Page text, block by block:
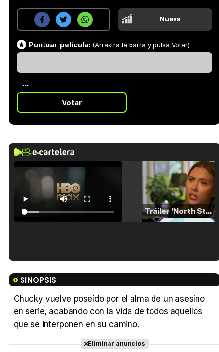
Nueva
Puntuar película: (Arrastra la barra y pulsa Votar)
...
Votar
Tráiler 'North Star' (2023)
SINOPSIS
Chucky vuelve poseído por el alma de un asesino
en serie, acabando con la vida de todos aquellos
que se interponen en su camino.
Eliminar anuncios